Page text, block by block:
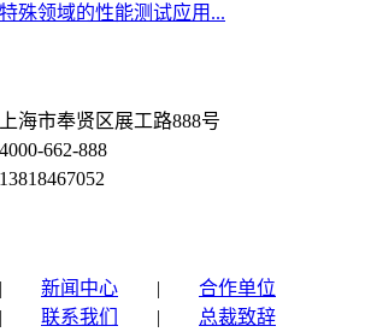
殊领域的性能测试应用...
海市奉贤区展工路888号
662-888
新闻中心 | 合作单位
联系我们 | 总裁致辞